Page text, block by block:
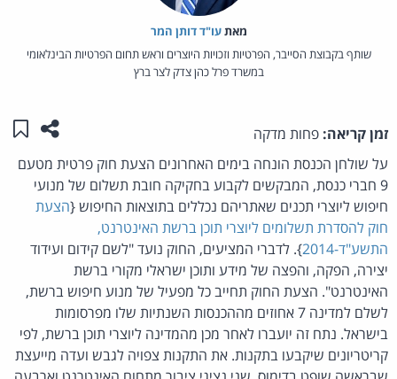
מאת‏עו"ד דותן המר
שותף בקבוצת הסייבר, הפרטיות וזכויות היוצרים וראש תחום הפרטיות הבינלאומי
במשרד פרל כהן צדק לצר ברץ
זמן קריאה: פחות מדקה שתפו
על שולחן הכנסת הונחה בימים האחרונים הצעת חוק פרטית מטעם
9 חברי כנסת, המבקשים לקבוע בחקיקה חובת תשלום של מנועי
חיפוש ליוצרי תכנים שאתריהם נכללים בתוצאות החיפוש {הצעת
חוק להסדרת תשלומים ליוצרי תוכן ברשת האינטרנט,
התשע"ד-2014
}. לדברי המציעים, החוק נועד "לשם קידום ועידוד
יצירה, הפקה, והפצה של מידע ותוכן ישראלי מקורי ברשת
האינטרנט". הצעת החוק תחייב כל מפעיל של מנוע חיפוש ברשת,
לשלם למדינה 7 אחוזים מההכנסות השנתיות שלו מפרסומות
בישראל. נתח זה יועברו לאחר מכן מהמדינה ליוצרי תוכן ברשת, לפי
קריטריונים שיקבעו בתקנות. את התקנות צפויה לגבש ועדה מייעצת